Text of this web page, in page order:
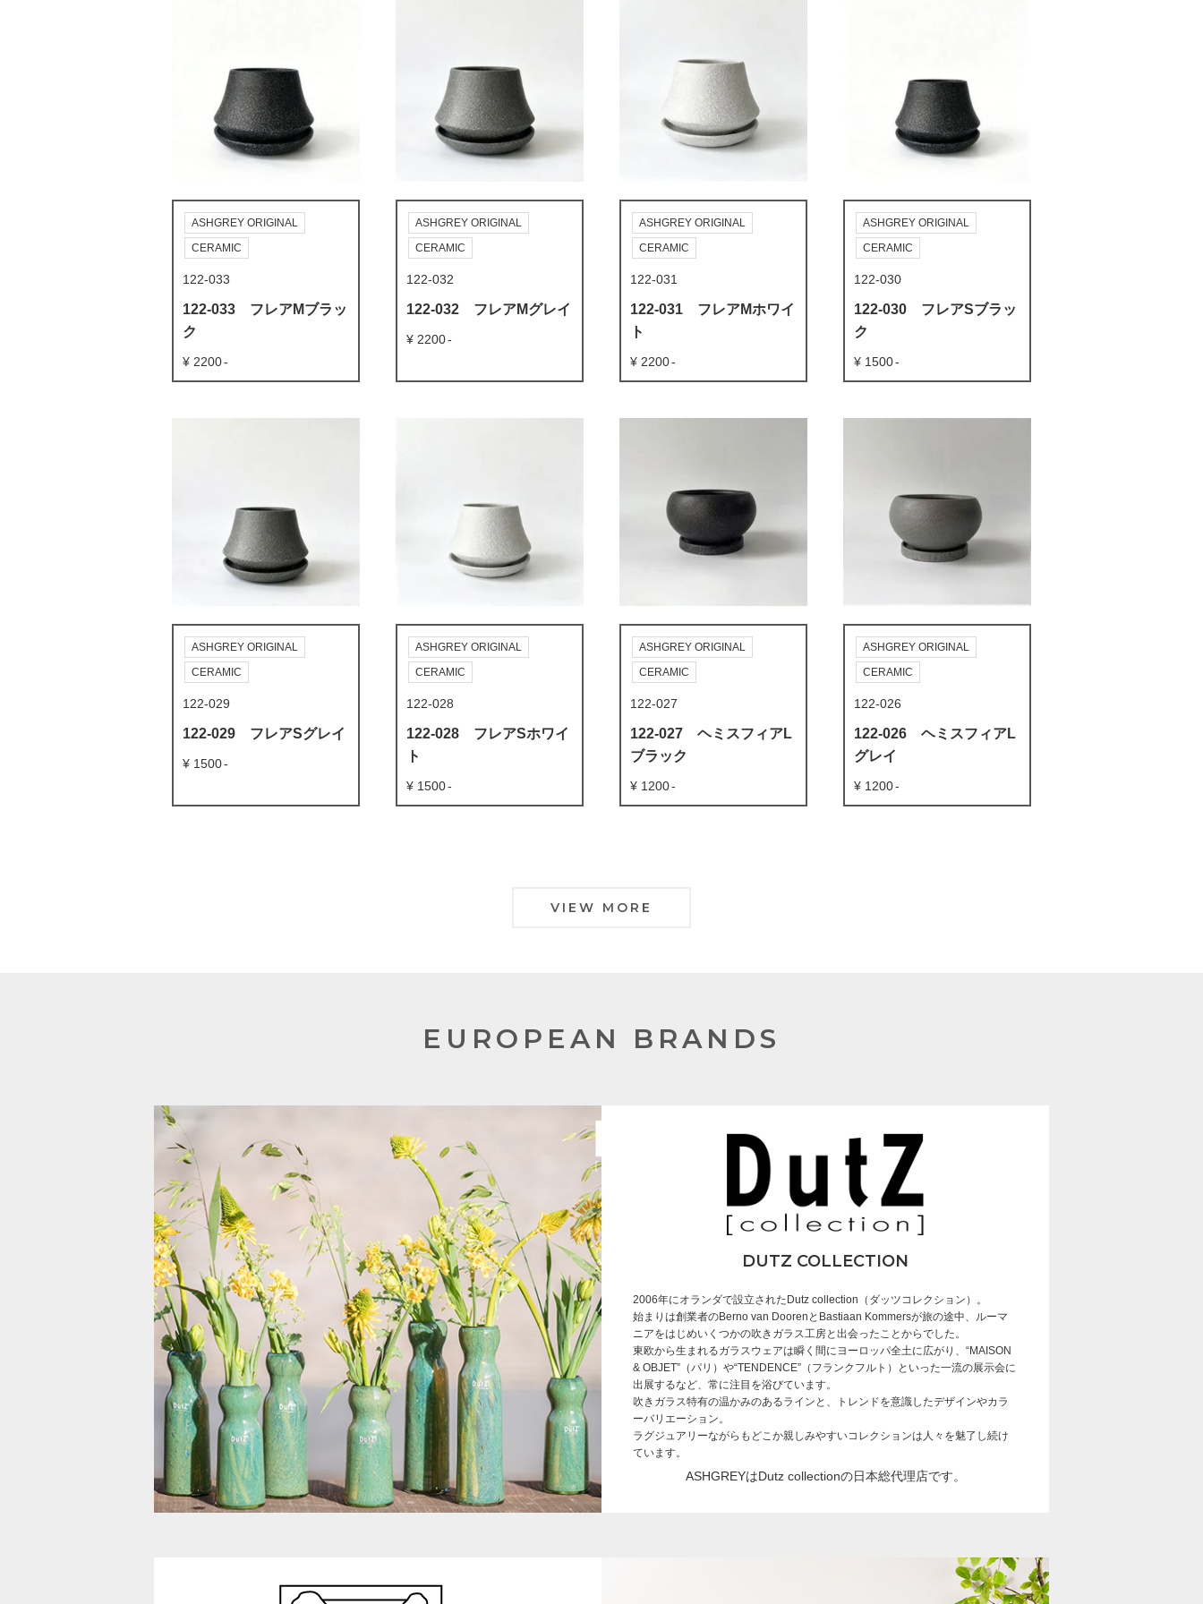
ASHGREY ORIGINAL
CERAMIC
122-033
122-033 フレアMブラッ
ク
2200
ASHGREY ORIGINAL
CERAMIC
122-032
122-032 フレアMグレイ
2200
ASHGREY ORIGINAL
CERAMIC
122-031
122-031 フレアMホワイ
ト
2200
ASHGREY ORIGINAL
CERAMIC
122-030
122-030 フレアSブラッ
ク
1500
ASHGREY ORIGINAL
CERAMIC
122-029
122-029 フレアSグレイ
1500
ASHGREY ORIGINAL
CERAMIC
122-028
122-028 フレアSホワイ
ト
1500
ASHGREY ORIGINAL
CERAMIC
122-027
122-027 ヘミスフィアL
ブラック
1200
ASHGREY ORIGINAL
CERAMIC
122-026
122-026 ヘミスフィアL
グレイ
1200
VIEW MORE
EUROPEAN BRANDS
DUTZ COLLECTION
2006年にオランダで設立されたDutz collection（ダッツコレクション）。
始まりは創業者のBerno van DoorenとBastiaan Kommersが旅の途中、ルーマ
ニアをはじめいくつかの吹きガラス工房と出会ったことからでした。
東欧から生まれるガラスウェアは瞬く間にヨーロッパ全土に広がり、“MAISON
& OBJET”（パリ）や“TENDENCE”（フランクフルト）といった一流の展示会に
出展するなど、常に注目を浴びています。
吹きガラス特有の温かみのあるラインと、トレンドを意識したデザインやカラ
ーバリエーション。
ラグジュアリーながらもどこか親しみやすいコレクションは人々を魅了し続け
ています。
ASHGREYはDutz collectionの日本総代理店です。